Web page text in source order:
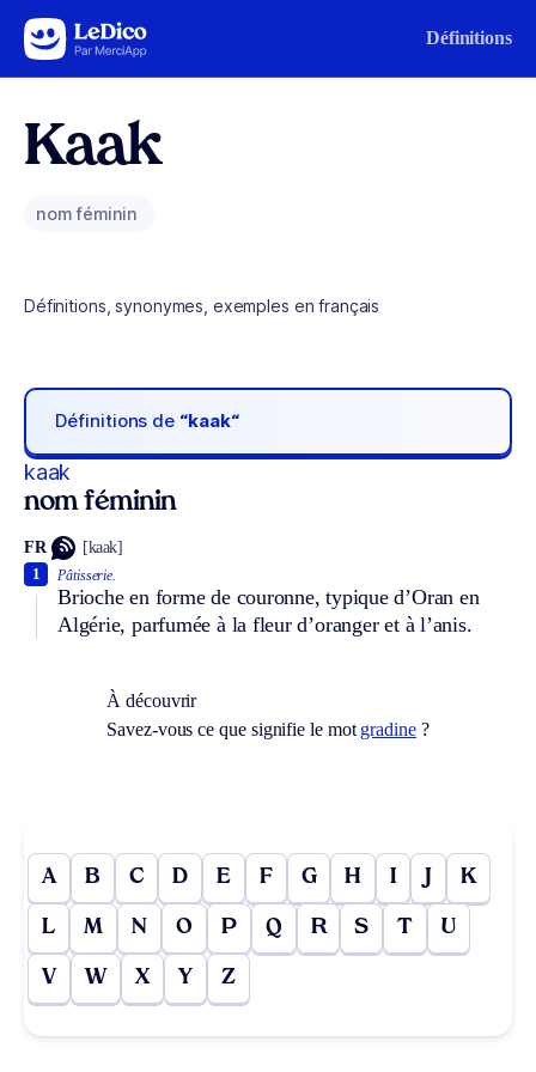
Aller au contenu Définitions
Kaak
nom féminin
Définitions, synonymes, exemples en français
Définitions de “kaak“
kaak
nom féminin
FR [kaak]
Pâtisserie.
Brioche en forme de couronne, typique d’Oran en
Algérie, parfumée à la fleur d’oranger et à l’anis.
1
À découvrir
Savez-vous ce que signifie le mot gradine?
A B C D E F G H I J K
L M N O P Q R S T U
V W X Y Z